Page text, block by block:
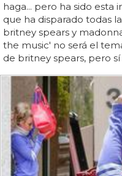
haga... pero ha sido esta
que ha disparado todas
britney spears y
the music' no será el
de britney spears, pero sí